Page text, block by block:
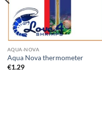
AQUA-NOVA
Aqua Nova thermometer
€1.29